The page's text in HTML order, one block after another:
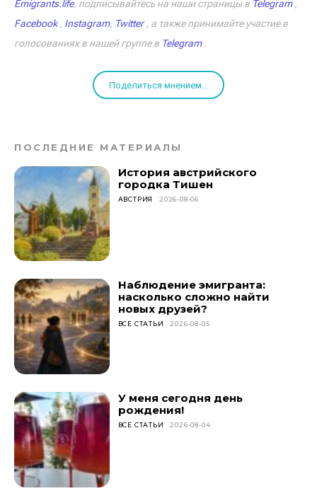
Emigrants.life, подписывайтесь на наши страницы в Telegram,
Facebook, Instagram, Twitter, а также принимайте участие в
голосованиях в нашей группе в Telegram.
Поделиться мнением...
ПОСЛЕДНИЕ МАТЕРИАЛЫ
История австрийского
городка Тишен
АВСТРИЯ 2026-08-06
Наблюдение эмигранта:
насколько сложно найти
новых друзей?
ВСЕ СТАТЬИ 2026-08-05
У меня сегодня день
рождения!
ВСЕ СТАТЬИ 2026-08-04